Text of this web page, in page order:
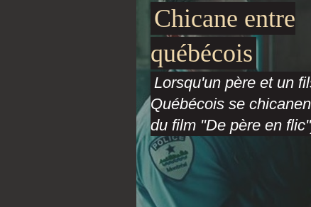
Chicane entre
québécois
Lorsqu'un père et un
Québécois se
du film "De père en